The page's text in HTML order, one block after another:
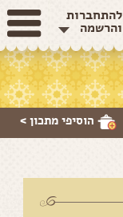
להתחברות
והרשמה
הוסיפי מתכון >